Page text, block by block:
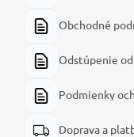
Obchodné
Odstúpenie
Podmienky
Doprava a